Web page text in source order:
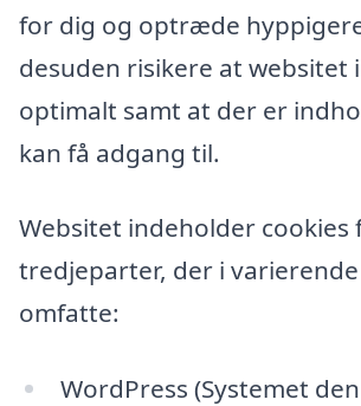
for dig og optræde
desuden risikere at websitet
optimalt samt at der er
kan få adgang til.
Websitet indeholder cookies
tredjeparter, der i
omfatte:
WordPress (Systemet